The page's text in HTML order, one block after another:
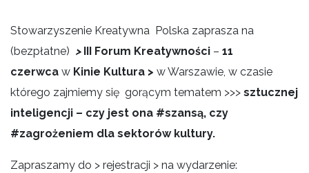
Stowarzyszenie Kreatywna Polska zaprasza na
(bezpłatne) >III Forum Kreatywności – 11
czerwca w Kinie Kultura > w Warszawie, w czasie
którego zajmiemy się gorącym tematem >>> sztucznej
inteligencji – czy jest ona #szansą, czy
#zagrożeniem dla sektorów kultury.
Zapraszamy do > rejestracji > na wydarzenie: